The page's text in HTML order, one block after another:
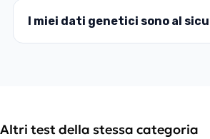
I miei dati genetici sono al
Altri test della stessa categoria